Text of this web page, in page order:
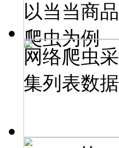
以当当商品
爬虫为例
网络爬虫采
集列表数据